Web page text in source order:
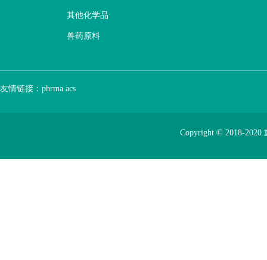
其他化学品
兽药原料
友情链接： phrma acs
Copyright © 2018-2020